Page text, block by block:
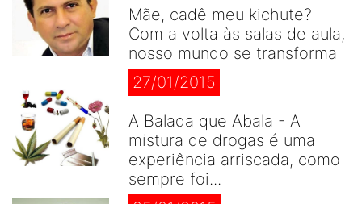
Mãe, cadê meu kichute?
Com a volta às salas de aula,
nosso mundo se transforma
27/01/2015
A Balada que Abala - A
mistura de drogas é uma
experiência arriscada, como
sempre foi...